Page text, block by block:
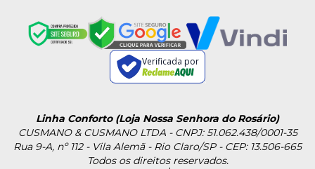
Verificada por
Linha Conforto (Loja Nossa Senhora do Rosário)
CUSMANO & CUSMANO LTDA - CNPJ: 51.062.438/0001-35
Rua 9-A, nº 112 - Vila Alemã - Rio Claro/SP - CEP: 13.506-665
Todos os direitos reservados.